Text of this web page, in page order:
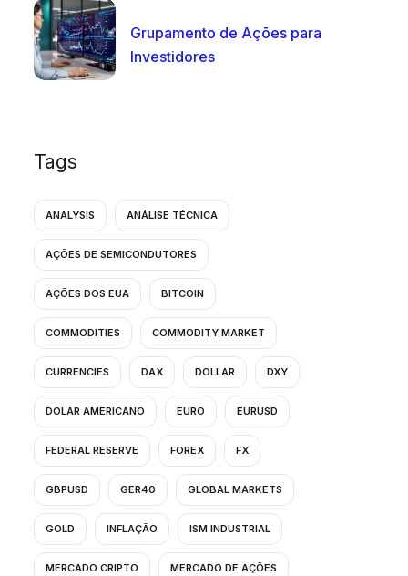
Grupamento de Ações para
Investidores
Tags
ANALYSIS ANÁLISE TÉCNICA
AÇÕES DE SEMICONDUTORES
AÇÕES DOS EUA BITCOIN
COMMODITIES COMMODITY MARKET
CURRENCIES DAX DOLLAR DXY
DÓLAR AMERICANO EURO EURUSD
FEDERAL RESERVE FOREX FX
GBPUSD GER40 GLOBAL MARKETS
GOLD INFLAÇÃO ISM INDUSTRIAL
MERCADO CRIPTO MERCADO DE AÇÕES